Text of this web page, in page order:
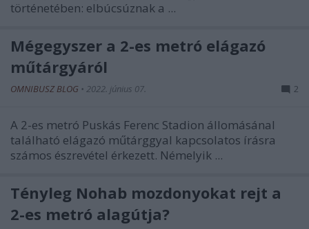
történetében: elbúcsúznak a ...
Mégegyszer a 2-es metró elágazó
műtárgyáról
OMNIBUSZ BLOG • 2022. június 07. 2
A 2-es metró Puskás Ferenc Stadion állomásánal
található elágazó műtárggyal kapcsolatos írásra
számos észrevétel érkezett. Némelyik ...
Tényleg Nohab mozdonyokat rejt a
2-es metró alagútja?